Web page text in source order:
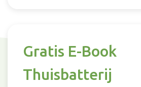
Gratis E-Book
Thuisbatterij